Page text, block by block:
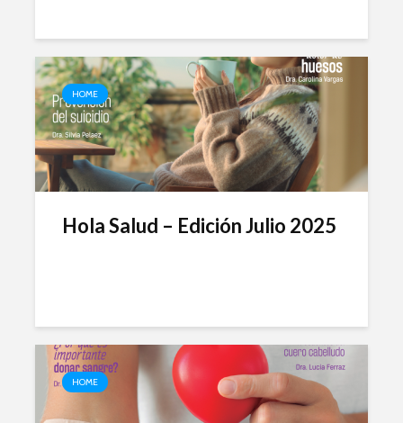
HOME
Hola Salud – Edición Julio 2025
HOME